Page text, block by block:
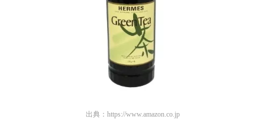
出典： https://www.amazon.co.jp